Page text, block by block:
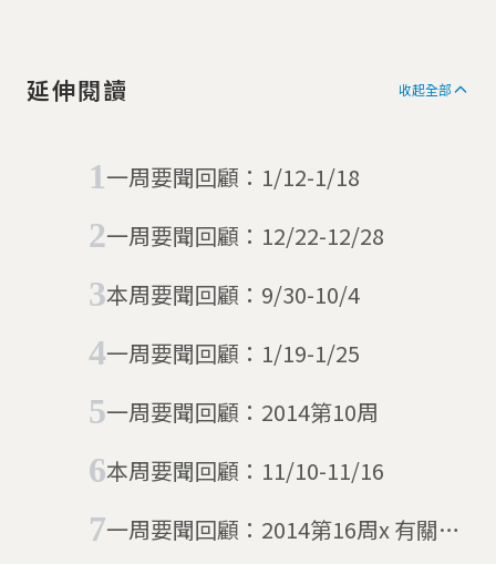
延伸閱讀 收起全部
一周要聞回顧：1/12-1/18
一周要聞回顧：12/22-12/28
本周要聞回顧：9/30-10/4
一周要聞回顧：1/19-1/25
一周要聞回顧：2014第10周
本周要聞回顧：11/10-11/16
一周要聞回顧：2014第16周x 有關失